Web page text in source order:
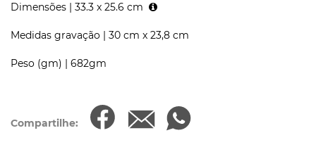
Dimensões | 33.3 x 25.6 cm
Medidas gravação | 30 cm x 23,8 cm
Peso (gm) | 682gm
Compartilhe: